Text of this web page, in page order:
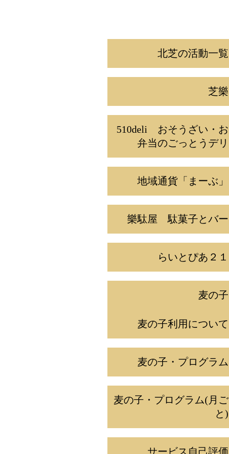
北芝の活動一覧
芝樂
510deli おそうざい・お
弁当のごっとうデリ
地域通貨「まーぶ」
樂駄屋 駄菓子とバー
らいとぴあ２１
麦の子
麦の子利用について
麦の子・プログラム
麦の子・プログラム(月ご
と)
サービス自己評価